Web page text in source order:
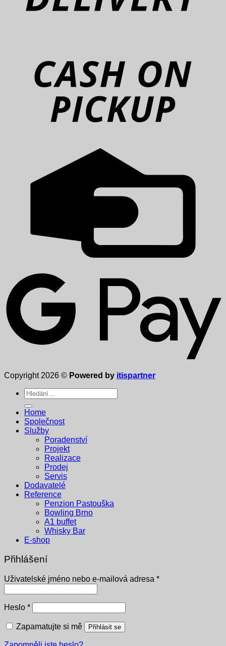
Copyright 2026 © Powered by itispartner
Hledat:
Home
Společnost
Služby
Poradenství
Projekt
Realizace
Prodej
Servis
Dodavatelé
Reference
Penzion Pastouška
Bowling Brno
A1 buffet
Whisky Bar
E-shop
Přihlášení
Uživatelské jméno nebo e-mailová adresa *Povinné
Heslo *Povinné
Zapamatujte si mě Přihlásit se